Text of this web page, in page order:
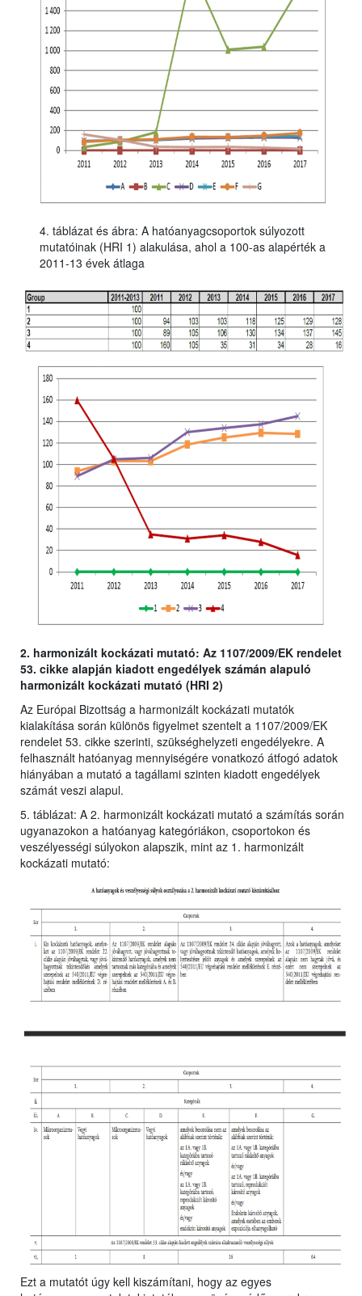
4. táblázat és ábra: A hatóanyagcsoportok súlyozott
mutatóinak (HRI 1) alakulása, ahol a 100-as alapérték a
2011-13 évek átlaga
2. harmonizált kockázati mutató: Az 1107/2009/EK rendelet
53. cikke alapján kiadott engedélyek számán alapuló
harmonizált kockázati mutató (HRI 2)
Az Európai Bizottság a harmonizált kockázati mutatók
kialakítása során különös figyelmet szentelt a 1107/2009/EK
rendelet 53. cikke szerinti, szükséghelyzeti engedélyekre. A
felhasznált hatóanyag mennyiségére vonatkozó átfogó adatok
hiányában a mutató a tagállami szinten kiadott engedélyek
számát veszi alapul.
5. táblázat: A 2. harmonizált kockázati mutató a számítás során
ugyanazokon a hatóanyag kategóriákon, csoportokon és
veszélyességi súlyokon alapszik, mint az 1. harmonizált
kockázati mutató:
Ezt a mutatót úgy kell kiszámítani, hogy az egyes